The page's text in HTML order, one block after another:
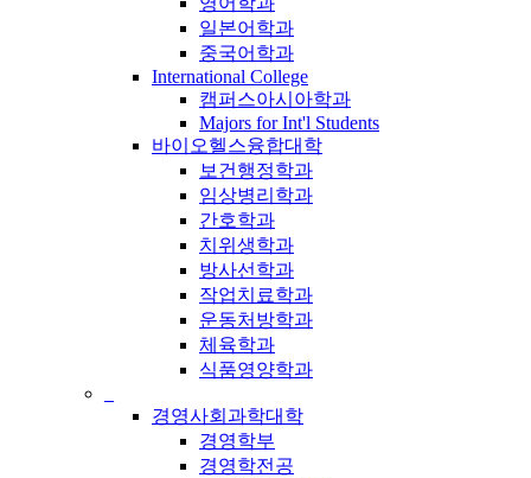
일본어학과
중국어학과
International College
캠퍼스아시아학과
Majors for Int'l Students
바이오헬스융합대학
보건행정학과
임상병리학과
간호학과
치위생학과
방사선학과
작업치료학과
운동처방학과
체육학과
식품영양학과
경영사회과학대학
경영학부
경영학전공